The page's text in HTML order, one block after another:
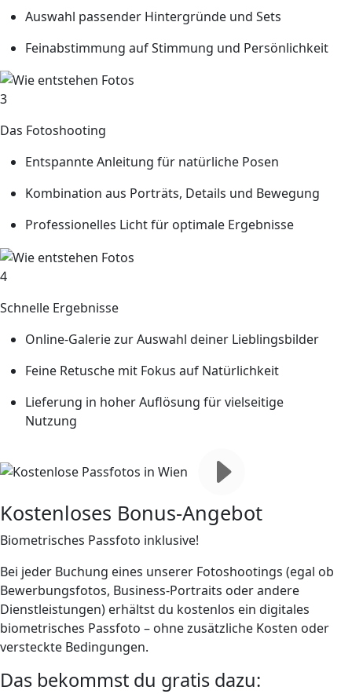
Auswahl passender Hintergründe und Sets
Feinabstimmung auf Stimmung und Persönlichkeit
3
Das Fotoshooting
Entspannte Anleitung für natürliche Posen
Kombination aus Porträts, Details und Bewegung
Professionelles Licht für optimale Ergebnisse
4
Schnelle Ergebnisse
Online-Galerie zur Auswahl deiner Lieblingsbilder
Feine Retusche mit Fokus auf Natürlichkeit
Lieferung in hoher Auflösung für vielseitige
Nutzung
Kostenloses Bonus-Angebot
Biometrisches Passfoto inklusive!
Bei jeder Buchung eines unserer Fotoshootings (egal ob
Bewerbungsfotos, Business-Portraits oder andere
Dienstleistungen) erhältst du kostenlos ein digitales
biometrisches Passfoto – ohne zusätzliche Kosten oder
versteckte Bedingungen.
Das bekommst du gratis dazu: